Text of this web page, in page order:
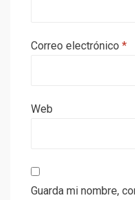
Correo electrónico *
Web
Guarda mi nombre,